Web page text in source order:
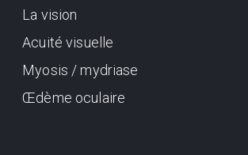
La vision
Acuité visuelle
Myosis / mydriase
Œdème oculaire